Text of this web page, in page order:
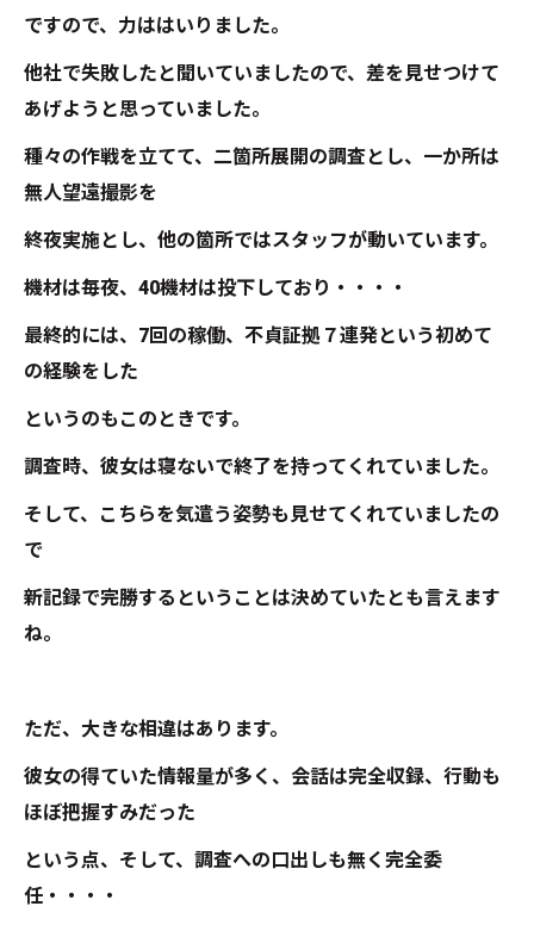
ですので、力ははいりました。
他社で失敗したと聞いていましたので、差を見せつけて
あげようと思っていました。
種々の作戦を立てて、二箇所展開の調査とし、一か所は
無人望遠撮影を
終夜実施とし、他の箇所ではスタッフが動いています。
機材は毎夜、40機材は投下しており・・・・
最終的には、7回の稼働、不貞証拠７連発という初めて
の経験をした
というのもこのときです。
調査時、彼女は寝ないで終了を持ってくれていました。
そして、こちらを気遣う姿勢も見せてくれていましたの
で
新記録で完勝するということは決めていたとも言えます
ね。
ただ、大きな相違はあります。
彼女の得ていた情報量が多く、会話は完全収録、行動も
ほぼ把握すみだった
という点、そして、調査への口出しも無く完全委
任・・・・